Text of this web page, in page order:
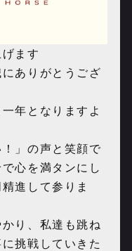
ます
ありがとうござ
年となりますよ
」の声と笑顔で
心を満タンにし
進して参りま
り、私達も跳ね
挑戦していきた